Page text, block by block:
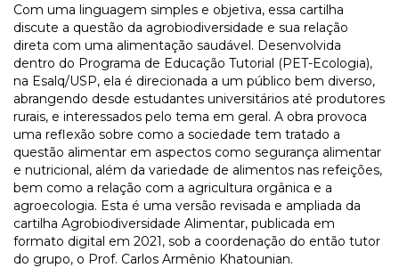
Com uma linguagem simples e objetiva, essa cartilha
discute a questão da agrobiodiversidade e sua relação
direta com uma alimentação saudável. Desenvolvida
dentro do Programa de Educação Tutorial (PET-Ecologia),
na Esalq/USP, ela é direcionada a um público bem diverso,
abrangendo desde estudantes universitários até produtores
rurais, e interessados pelo tema em geral. A obra provoca
uma reflexão sobre como a sociedade tem tratado a
questão alimentar em aspectos como segurança alimentar
e nutricional, além da variedade de alimentos nas refeições,
bem como a relação com a agricultura orgânica e a
agroecologia. Esta é uma versão revisada e ampliada da
cartilha Agrobiodiversidade Alimentar, publicada em
formato digital em 2021, sob a coordenação do então tutor
do grupo, o Prof. Carlos Armênio Khatounian.